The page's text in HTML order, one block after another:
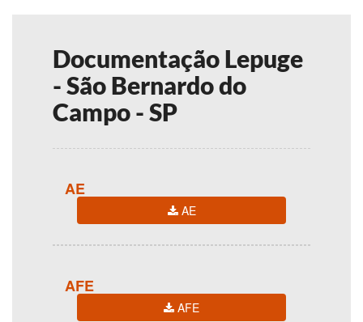
Documentação Lepuge
- São Bernardo do
Campo - SP
AE
AE
AFE
AFE